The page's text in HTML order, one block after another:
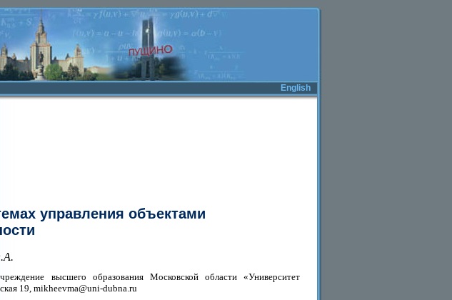
English
управления объектами
высшего образования Московской области «Университет
19, mikheevma@uni-dubna.ru